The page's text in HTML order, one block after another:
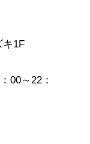
キ1F
00～22：